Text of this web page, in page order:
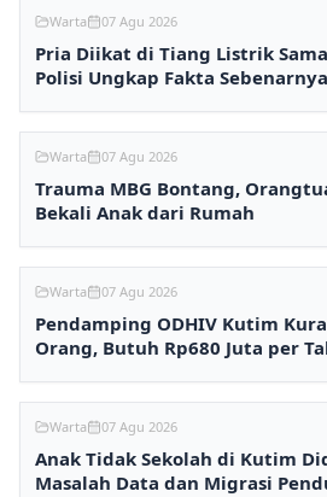
Warta 07 Agu 2026
Pria Diikat di Tiang Listrik
Polisi Ungkap Fakta Sebenarnya
Warta 07 Agu 2026
Trauma MBG Bontang,
Bekali Anak dari Rumah
Warta 07 Agu 2026
Pendamping ODHIV Kutim
Orang, Butuh Rp680 Juta per
Warta 07 Agu 2026
Anak Tidak Sekolah di Kutim
Masalah Data dan Migrasi